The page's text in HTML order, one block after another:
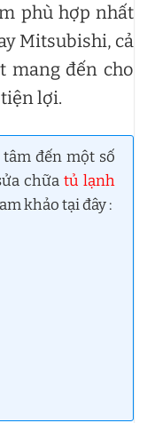
phù hợp nhất
Mitsubishi, cả
mang đến cho
lợi.
đến một số
chữa tủ lạnh
khảo tại đây :